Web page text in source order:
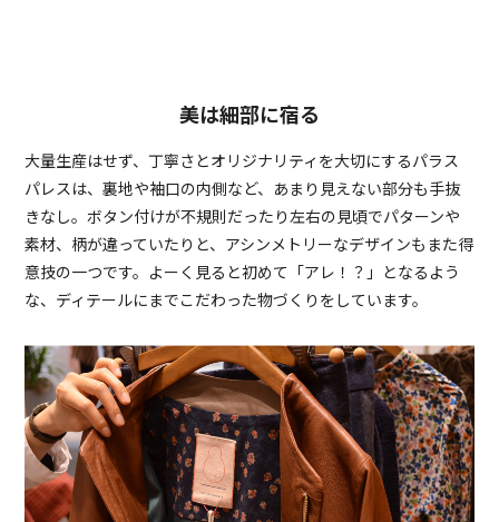
美は細部に宿る
大量生産はせず、丁寧さとオリジナリティを大切にするパラス
パレスは、裏地や袖口の内側など、あまり見えない部分も手抜
きなし。ボタン付けが不規則だったり左右の見頃でパターンや
素材、柄が違っていたりと、アシンメトリーなデザインもまた得
意技の一つです。よーく見ると初めて「アレ！？」となるよう
な、ディテールにまでこだわった物づくりをしています。